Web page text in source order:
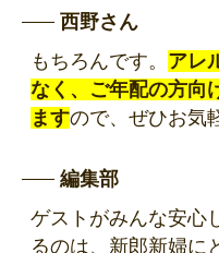
西野さん
もちろんです。 アレ
なく、ご年配の方向
ますので、ぜひお気
編集部
ゲストがみんな安心
るのは、新郎新婦に